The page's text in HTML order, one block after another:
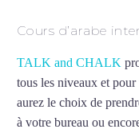
Cours d’arabe
TALK and CHALK
tous les niveaux et pour
aurez le choix de
à votre bureau ou